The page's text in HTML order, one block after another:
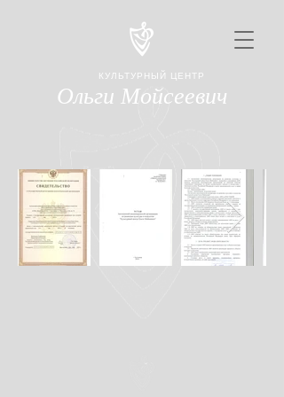
Ольги Мойсеевич
КУЛЬТУРНЫЙ ЦЕНТР